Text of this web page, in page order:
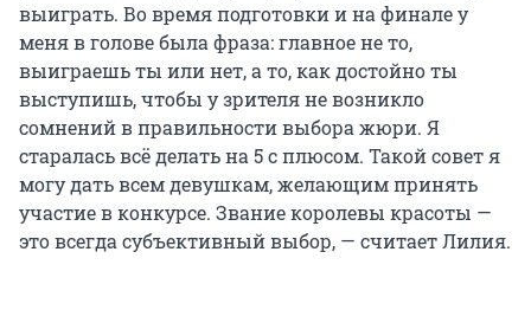
выиграть. Во время подготовки и на финале у
меня в голове была фраза: главное не то,
выиграешь ты или нет, а то, как достойно ты
выступишь, чтобы у зрителя не возникло
сомнений в правильности выбора жюри. Я
старалась всё делать на 5 с плюсом. Такой совет я
могу дать всем девушкам, желающим принять
участие в конкурсе. Звание королевы красоты —
это всегда субъективный выбор, — считает Лилия.